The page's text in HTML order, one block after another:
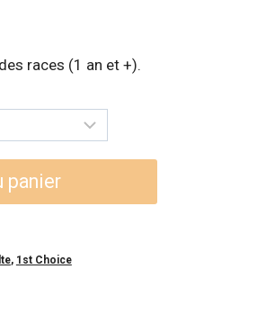
races (1 an et +).
panier
, 1st Choice